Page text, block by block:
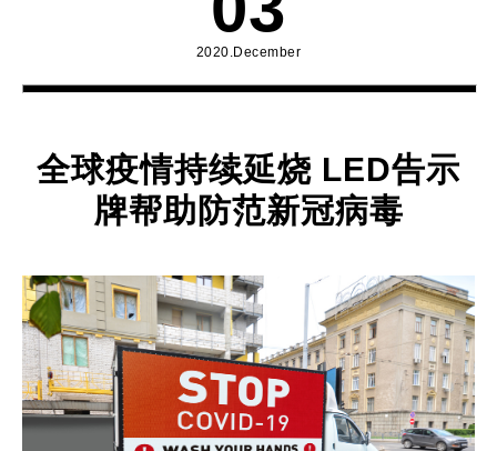
2020.December
全球疫情持续延烧 LED告示
牌帮助防范新冠病毒